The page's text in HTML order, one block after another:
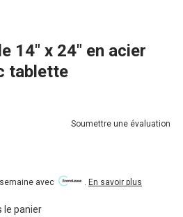
14" x 24" en acier
tablette
Soumettre une évaluation
avec . En savoir plus
le panier